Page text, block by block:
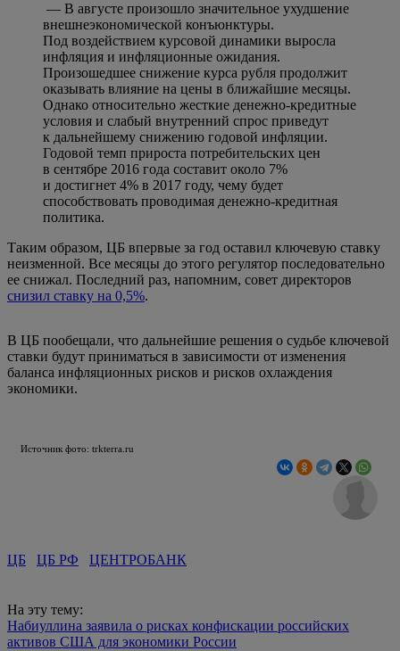
— В августе произошло значительное ухудшение
внешнеэкономической конъюнктуры.
Под воздействием курсовой динамики выросла
инфляция и инфляционные ожидания.
Произошедшее снижение курса рубля продолжит
оказывать влияние на цены в ближайшие месяцы.
Однако относительно жесткие денежно-кредитные
условия и слабый внутренний спрос приведут
к дальнейшему снижению годовой инфляции.
Годовой темп прироста потребительских цен
в сентябре 2016 года составит около 7%
и достигнет 4% в 2017 году, чему будет
способствовать проводимая денежно-кредитная
политика.
Таким образом, ЦБ впервые за год оставил ключевую ставку
неизменной. Все месяцы до этого регулятор последовательно
ее снижал. Последний раз, напомним, совет директоров
снизил ставку на 0,5%.
В ЦБ пообещали, что дальнейшие решения о судьбе ключевой
ставки будут приниматься в зависимости от изменения
баланса инфляционных рисков и рисков охлаждения
экономики.
Источник фото: trkterra.ru
ЦБ ЦБ РФ ЦЕНТРОБАНК
На эту тему:
Набиуллина заявила о рисках конфискации российских
активов США для экономики России